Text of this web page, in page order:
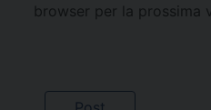
browser per la prossima